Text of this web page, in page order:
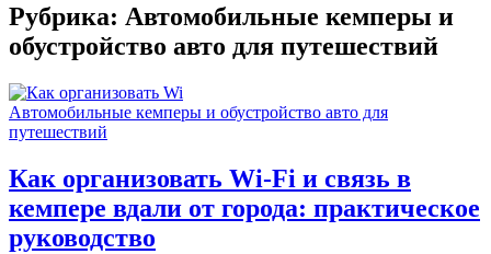
Рубрика: Автомобильные кемперы и
обустройство авто для путешествий
Автомобильные кемперы и обустройство авто для
путешествий
Как организовать Wi-Fi и связь в
кемпере вдали от города: практическое
руководство